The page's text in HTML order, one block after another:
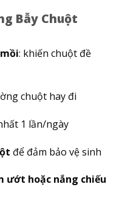
Bẫy Chuột
: khiến chuột đề
chuột hay đi
1 lần/ngày
để đảm bảo vệ sinh
ướt hoặc nắng chiếu